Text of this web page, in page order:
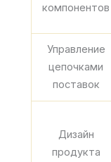
компонентов
Управление
цепочками
поставок
Дизайн
продукта